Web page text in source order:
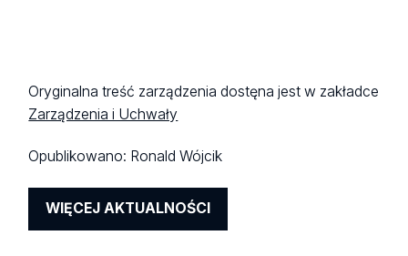
Oryginalna treść zarządzenia dostęna jest w zakładce
Zarządzenia i Uchwały
Opublikowano: Ronald Wójcik
WIĘCEJ AKTUALNOŚCI